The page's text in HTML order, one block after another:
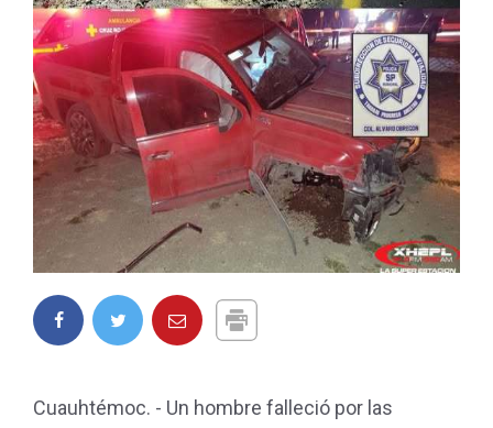
Cuauhtémoc. - Un hombre falleció por las